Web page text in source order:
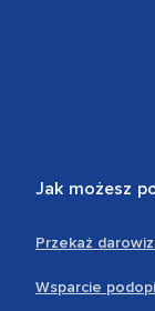
Jak możesz
Przekaż
Wsparcie